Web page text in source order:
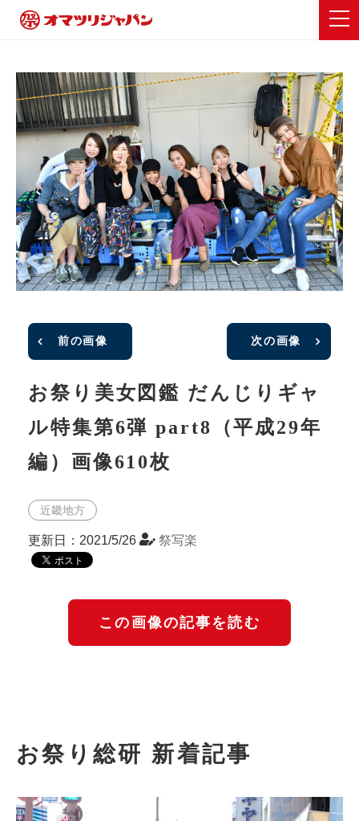
前の画像 次の画像
お祭り美女図鑑 だんじりギャ
ル特集第6弾 part8（平成29年
編）画像610枚
近畿地方
更新日：2021/5/26 祭写楽
この画像の記事を読む
お祭り総研 新着記事